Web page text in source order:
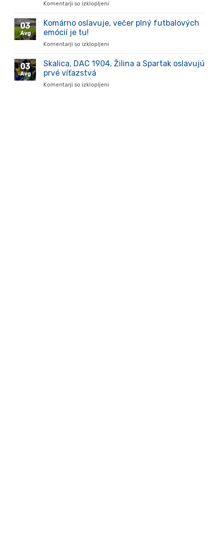
súťaži
Komentarji so izklopljeni
oslavuje
v
03
Avg
Komárno oslavuje, večer plný futbalových
emócií je tu!
Komentarji so izklopljeni
oslavuje,
03
Avg
Skalica, DAC 1904, Žilina a Spartak oslavujú
prvé víťazstvá
Komentarji so izklopljeni